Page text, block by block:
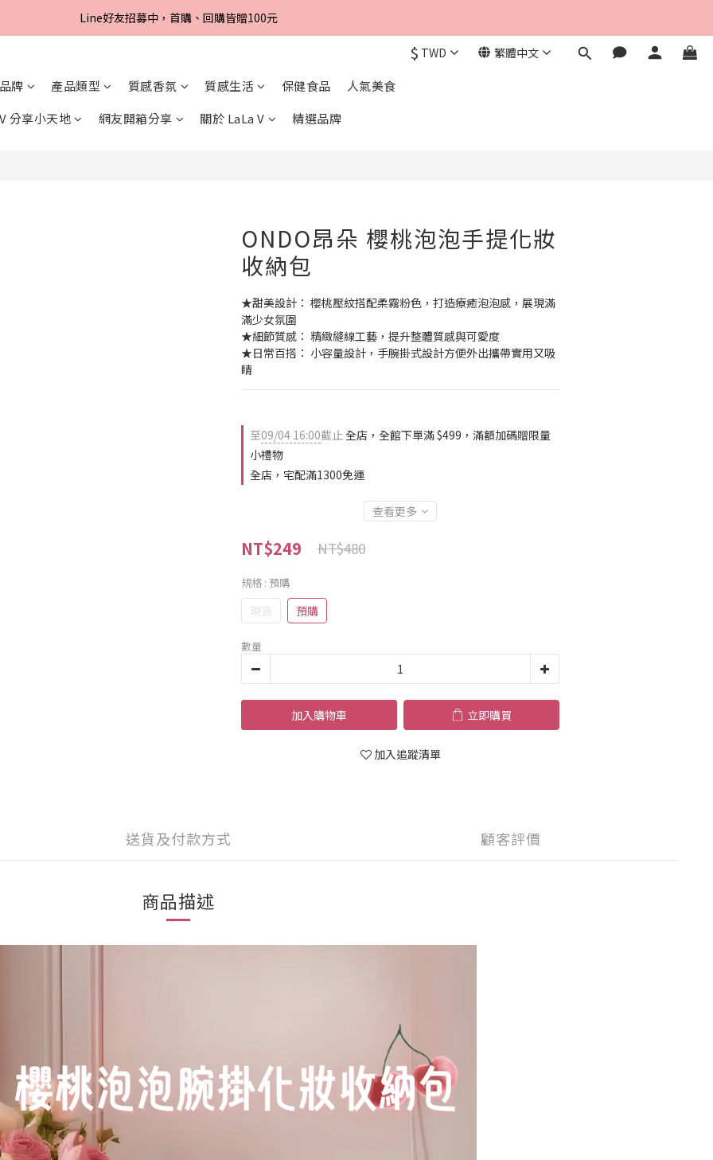
Line好友招募中，首購、回購皆贈100元
Line好友招募中，首購、回購皆贈100元
Line好友招募中，首購、回購皆贈100元
$ TWD 繁體中文
牌 產品類型 質感香氛 質感生活 保健食品
人氣美食
分享小天地
網友開箱分享 關於 LaLa V 精選品牌
ONDO昂朵 櫻桃泡泡手提化妝
收納包
★甜美設計： 櫻桃壓紋搭配柔霧粉色，打造療癒泡泡感，展現滿
滿少女氛圍
★細節質感： 精緻縫線工藝，提升整體質感與可愛度
★日常百搭： 小容量設計，手腕掛式設計方便外出攜帶實用又吸
睛
至09/04 16:00截止全店，全館下單滿 $499，滿額加碼贈限量
小禮物
全店，宅配滿1300免運
查看更多
NT$249 NT$480
規格 : 預購
現貨 預購
數量
加入購物車 立即購買
加入追蹤清單
送貨及付款方式 顧客評價
商品描述
立即購買